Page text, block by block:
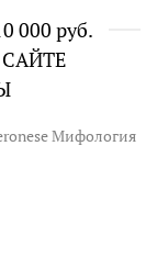
000 руб.
Мифология